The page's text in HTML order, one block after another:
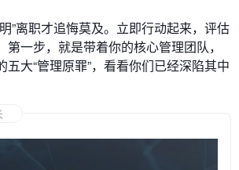
”离职才追悔莫及。立即行动起来，评估
一步，就是带着你的核心管理团队，
大“管理原罪”，看看你们已经深陷其中